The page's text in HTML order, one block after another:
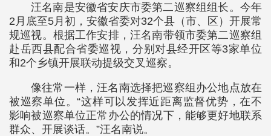
汪名南是安徽省安庆市委第二巡察组组长。今年
2月底至5月初，安徽省委对32个县（市、区）开展常
规巡视。根据工作安排，汪名南带领市委第二巡察组
赴岳西县配合省委巡视，分别对县经开区等3家单位
和2个乡镇开展联动提级交叉巡察。
像往常一样，汪名南选择把巡察组办公地点放在
被巡察单位。“这样可以发挥近距离监督优势，在不
影响被巡察单位正常办公的情况下，能够更好地联系
群众、开展谈话。”汪名南说。